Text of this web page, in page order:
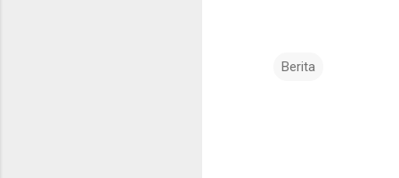
Berita